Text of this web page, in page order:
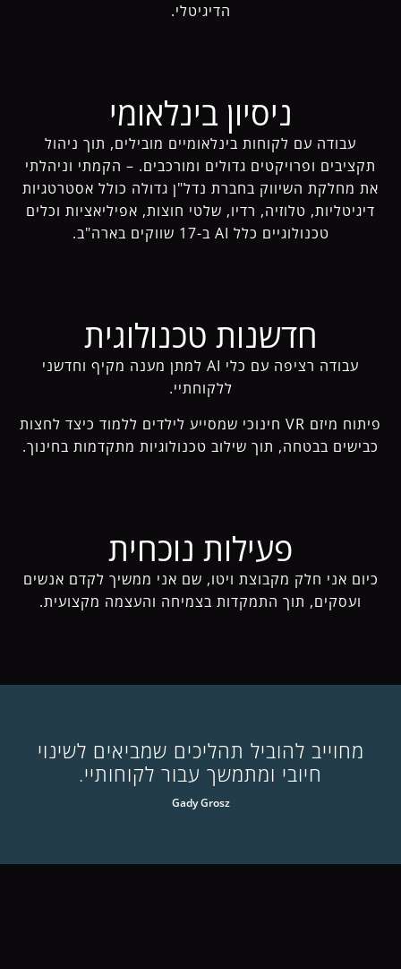
הדיגיטלי.
ניסיון בינלאומי
עבודה עם לקוחות בינלאומיים מובילים, תוך ניהול
תקציבים ופרויקטים גדולים ומורכבים. – הקמתי וניהלתי
את מחלקת השיווק בחברת נדל"ן גדולה כולל אסטרטגיות
דיגיטליות, טלוזיה, רדיו, שלטי חוצות, אפיליאציות וכלים
טכנולוגיים כלל AI ב-17 שווקים בארה"ב.
חדשנות טכנולוגית
עבודה רציפה עם כלי AI למתן מענה מקיף וחדשני
ללקוחתיי.
פיתוח מיזם VR חינוכי שמסייע לילדים ללמוד כיצד לחצות
כבישים בבטחה, תוך שילוב טכנולוגיות מתקדמות בחינוך.
פעילות נוכחית
כיום אני חלק מקבוצת ויטו, שם אני ממשיך לקדם אנשים
ועסקים, תוך התמקדות בצמיחה והעצמה מקצועית.
מחוייב להוביל תהליכים שמביאים לשינוי
חיובי ומתמשך עבור לקוחותיי.
Gady Grosz